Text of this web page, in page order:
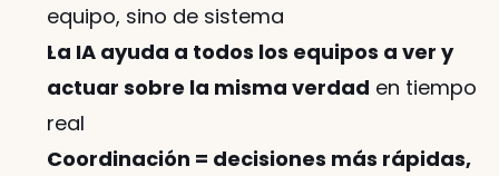
equipo, sino de sistema
La IA ayuda a todos los equipos a ver y
actuar sobre la misma verdad en tiempo
real
Coordinación = decisiones más rápidas,